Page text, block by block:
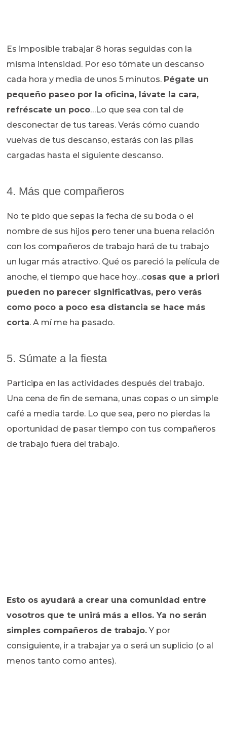
Es imposible trabajar 8 horas seguidas con la
misma intensidad. Por eso tómate un descanso
cada hora y media de unos 5 minutos. Pégate un
pequeño paseo por la oficina, lávate la cara,
refréscate un poco…Lo que sea con tal de
desconectar de tus tareas. Verás cómo cuando
vuelvas de tus descanso, estarás con las pilas
cargadas hasta el siguiente descanso.
4. Más que compañeros
No te pido que sepas la fecha de su boda o el
nombre de sus hijos pero tener una buena relación
con los compañeros de trabajo hará de tu trabajo
un lugar más atractivo. Qué os pareció la película de
anoche, el tiempo que hace hoy…cosas que a priori
pueden no parecer significativas, pero verás
como poco a poco esa distancia se hace más
corta. A mí me ha pasado.
5. Súmate a la fiesta
Participa en las actividades después del trabajo.
Una cena de fin de semana, unas copas o un simple
café a media tarde. Lo que sea, pero no pierdas la
oportunidad de pasar tiempo con tus compañeros
de trabajo fuera del trabajo.
Esto os ayudará a crear una comunidad entre
vosotros que te unirá más a ellos. Ya no serán
simples compañeros de trabajo.Y por
consiguiente, ir a trabajar ya o será un suplicio (o al
menos tanto como antes).